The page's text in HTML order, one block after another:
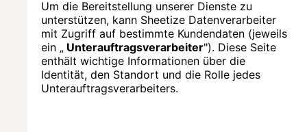
Um die Bereitstellung unserer Dienste zu
unterstützen, kann Sheetize Datenverarbeiter
mit Zugriff auf bestimmte Kundendaten (jeweils
ein „ Unterauftragsverarbeiter"). Diese Seite
enthält wichtige Informationen über die
Identität, den Standort und die Rolle jedes
Unterauftragsverarbeiters.